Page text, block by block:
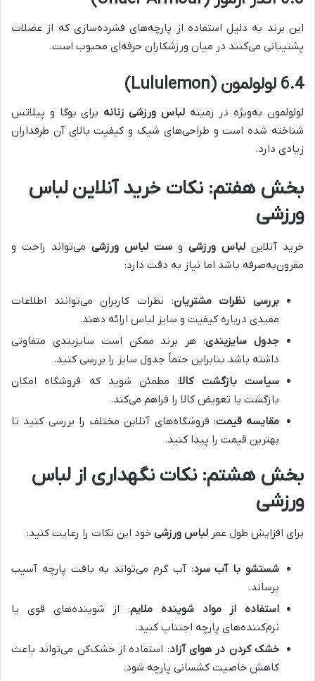
این برند به دلیل استفاده از پارچه‌های فشرده‌سازی که از عضلات
پشتیبانی می‌کنند در میان ورزشکاران حرفه‌ای محبوب است.
6.4 لولولمون (Lululemon)
لولولمون به‌ویژه در زمینهلباس ورزشی زنانه برای یوگا و پیلاتس
شناخته شده است و طراحی‌های شیک و کیفیت بالای آن طرفداران
زیادی دارد.
بخش هفتم: نکات خرید آنلاین لباس
ورزشی
خرید آنلاین لباس ورزشی و ست لباس ورزشی می‌تواند راحت و
مقرون‌به‌صرفه باشد اما نیاز به دقت دارد:
بررسی نظرات مشتریان: نظرات کاربران می‌توانند اطلاعات
مفیدی درباره کیفیت و سایز لباس ارائه دهند.
جدول سایزبندی: هر برند ممکن است سایزبندی متفاوتی
داشته باشد بنابراین حتماً جدول سایز را بررسی کنید.
سیاست بازگشت کالا: مطمئن شوید که فروشگاه امکان
بازگشت یا تعویض کالا را فراهم می‌کند.
مقایسه قیمت: فروشگاه‌های آنلاین مختلف را بررسی کنید تا
بهترین قیمت را پیدا کنید.
بخش هشتم: نکات نگهداری از لباس
ورزشی
برای افزایش طول عمر لباس ورزشی خود این نکات را رعایت کنید:
شستشو با آب سرد: آب گرم می‌تواند به بافت پارچه آسیب
برساند.
استفاده از مواد شوینده ملایم: از شوینده‌های قوی یا
نرم‌کننده‌های پارچه اجتناب کنید.
خشک کردن در هوای آزاد: استفاده از خشک‌کن می‌تواند باعث
کاهش خاصیت کشسانی پارچه شود.